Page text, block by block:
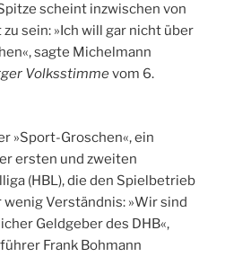
scheint inzwischen von
sein: »Ich will gar nicht über
sagte Michelmann
Volksstimmevom 6.
»Sport-Groschen«, ein
ersten und zweiten
(HBL), die den Spielbetrieb
Verständnis: »Wir sind
Geldgeber des DHB«,
Frank Bohmann